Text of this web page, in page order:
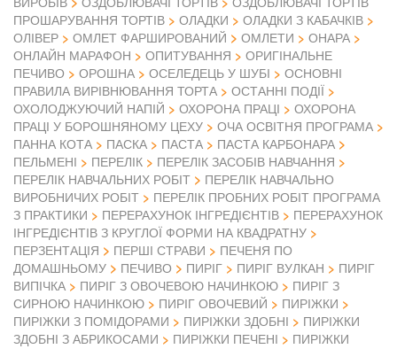
ПРОШАРУВАННЯ ТОРТІВ
ОЛАДКИ
ОЛАДКИ З КАБАЧКІВ
ОЛІВЕР
ОМЛЕТ ФАРШИРОВАНИЙ ОМЛЕТИ
ОНАРА
ОНЛАЙН МАРАФОН
ОПИТУВАННЯ
ОРИГІНАЛЬНЕ
ПЕЧИВО
ОРОШНА ОСЕЛЕДЕЦЬ У ШУБІ
ОСНОВНІ
ПРАВИЛА ВИРІВНЮВАННЯ ТОРТА
ОСТАННІ ПОДІЇ
ОХОЛОДЖУЮЧИЙ НАПІЙ
ОХОРОНА ПРАЦІ
ОХОРОНА
ПРАЦІ У БОРОШНЯНОМУ ЦЕХУ
ОЧА ОСВІТНЯ ПРОГРАМА
ПАННА КОТА
ПАСКА ПАСТА
ПАСТА КАРБОНАРА
ПЕЛЬМЕНІ
ПЕРЕЛІК
ПЕРЕЛІК ЗАСОБІВ НАВЧАННЯ
ПЕРЕЛІК НАВЧАЛЬНИХ РОБІТ
ПЕРЕЛІК НАВЧАЛЬНО
ВИРОБНИЧИХ РОБІТ
ПЕРЕЛІК ПРОБНИХ РОБІТ ПРОГРАМА
З ПРАКТИКИ
ПЕРЕРАХУНОК ІНГРЕДІЄНТІВ
ПЕРЕРАХУНОК
ІНГРЕДІЄНТІВ З КРУГЛОЇ ФОРМИ НА КВАДРАТНУ
ПЕРЗЕНТАЦІЯ
ПЕРШІ СТРАВИ
ПЕЧЕНЯ ПО
ДОМАШНЬОМУ
ПЕЧИВО ПИРІГ ПИРІГ ВУЛКАН
ПИРІГ
ВИПІЧКА
ПИРІГ З ОВОЧЕВОЮ НАЧИНКОЮ
ПИРІГ З
СИРНОЮ НАЧИНКОЮ
ПИРІГ ОВОЧЕВИЙ
ПИРІЖКИ
ПИРІЖКИ З ПОМІДОРАМИ
ПИРІЖКИ ЗДОБНІ
ПИРІЖКИ
ЗДОБНІ З АБРИКОСАМИ
ПИРІЖКИ ПЕЧЕНІ
ПИРІЖКИ